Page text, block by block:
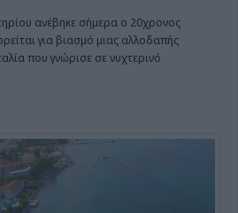
ανέβηκε σήμερα ο 20χρονος
για βιασμό μιας αλλοδαπής
που γνώρισε σε νυχτερινό